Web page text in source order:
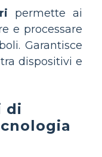
permette ai
e processare
Garantisce
dispositivi e
di